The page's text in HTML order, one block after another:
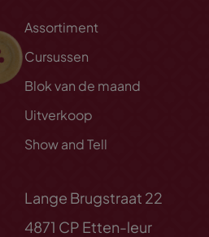
Assortiment
Cursussen
Blok van de maand
Uitverkoop
Show and Tell
Lange Brugstraat 22
4871 CP Etten-leur